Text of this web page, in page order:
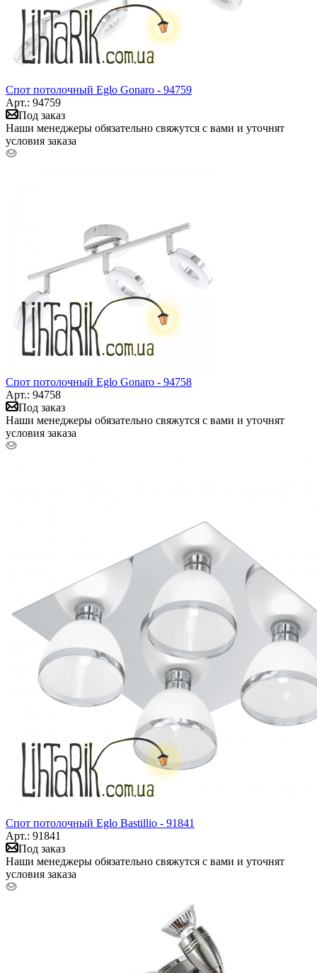
Спот потолочный Eglo Gonaro - 94759
Арт.: 94759
Под заказ
Наши менеджеры обязательно свяжутся с вами и уточнят
условия заказа
Спот потолочный Eglo Gonaro - 94758
Арт.: 94758
Под заказ
Наши менеджеры обязательно свяжутся с вами и уточнят
условия заказа
Спот потолочный Eglo Bastillio - 91841
Арт.: 91841
Под заказ
Наши менеджеры обязательно свяжутся с вами и уточнят
условия заказа